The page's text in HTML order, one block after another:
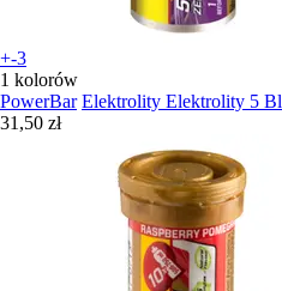
+-3
1 kolorów
PowerBar Elektrolity Elektrolity 5
31,50 zł